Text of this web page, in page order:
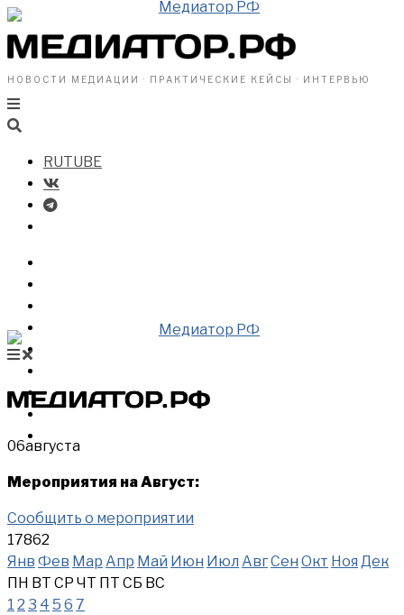
НОВОСТИ МЕДИАЦИИ · ПРАКТИЧЕСКИЕ КЕЙСЫ · ИНТЕРВЬЮ
RUTUBE
ВИДЕО
06августа
Мероприятия на Август:
Сообщить о мероприятии
17862
Янв Фев Мар Апр Май Июн Июл АвгСен Окт Ноя Дек
ПН ВТ СР ЧТ ПТ СБ ВС
1 2 3 4 5 6 7